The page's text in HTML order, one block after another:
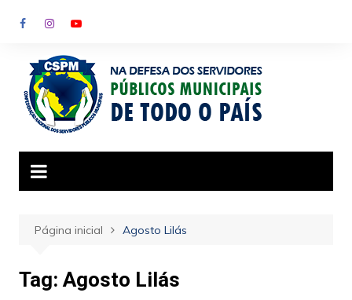
para
conteúdo
Página inicial Agosto Lilás
Tag:Agosto Lilás